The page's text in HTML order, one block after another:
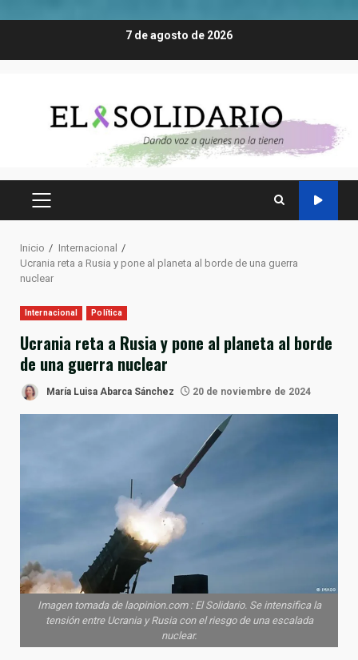
7 de agosto de 2026
MENÚ
Inicio
Internacional
Ucrania reta a Rusia y pone al planeta al borde de una guerra
nuclear
Internacional Política
Ucrania reta a Rusia y pone al planeta al borde
de una guerra nuclear
María Luisa Abarca Sánchez 20 de noviembre de 2024
Imagen tomada de laopinion.com : El Solidario. Se intensifica la
tensión entre Ucrania y Rusia con el riesgo de una escalada
nuclear.